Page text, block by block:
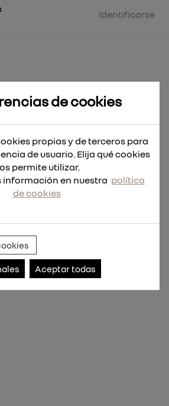
Identificarse
HSS-G Co.
de cookies
propias y de terceros para
de usuario. Elija qué cookies
permite utilizar.
información en nuestra política
de cookies
Aceptar todas